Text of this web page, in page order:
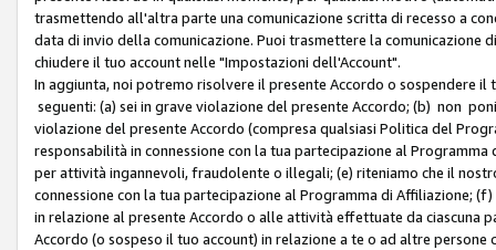
trasmettendo all'altra parte una comunicazione scritta di recesso a
data di invio della comunicazione. Puoi trasmettere la
chiudere il tuo account nelle "Impostazioni dell'Account".
In aggiunta, noi potremo risolvere il presente Accordo o sospendere
seguenti: (a) sei in grave violazione del presente Accordo; (b) non
violazione del presente Accordo (compresa qualsiasi Politica del
responsabilità in connessione con la tua partecipazione al
per attività ingannevoli, fraudolente o illegali; (e) riteniamo che il
connessione con la tua partecipazione al Programma di Affiliazione;
in relazione al presente Accordo o alle attività effettuate da ciascuna
Accordo (o sospeso il tuo account) in relazione a te o ad altre